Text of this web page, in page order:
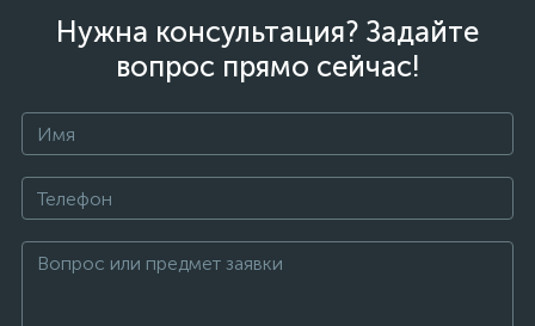
Нужна консультация? Задайте
вопрос прямо сейчас!